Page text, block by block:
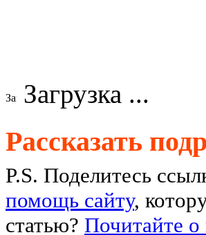
Загрузка ...
Рассказать
P.S. Поделитесь
помощь сайту,
статью? Почитайте о